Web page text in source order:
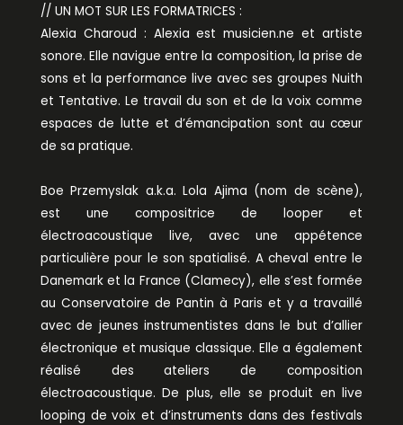
// UN MOT SUR LES FORMATRICES :
Alexia Charoud : Alexia est musicien.ne et artiste
sonore. Elle navigue entre la composition, la prise de
sons et la performance live avec ses groupes Nuith
et Tentative. Le travail du son et de la voix comme
espaces de lutte et d’émancipation sont au cœur
de sa pratique.
Boe Przemyslak a.k.a. Lola Ajima (nom de scène),
est une compositrice de looper et
électroacoustique live, avec une appétence
particulière pour le son spatialisé. A cheval entre le
Danemark et la France (Clamecy), elle s’est formée
au Conservatoire de Pantin à Paris et y a travaillé
avec de jeunes instrumentistes dans le but d’allier
électronique et musique classique. Elle a également
réalisé des ateliers de composition
électroacoustique. De plus, elle se produit en live
looping de voix et d’instruments dans des festivals